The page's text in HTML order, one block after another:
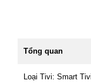
Tổng quan
Loại Tivi: Smart Tivi